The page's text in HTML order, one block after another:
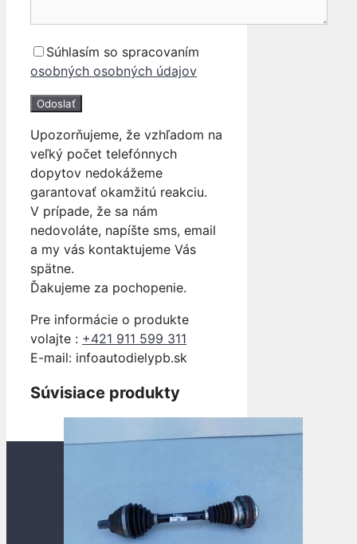
Súhlasím so spracovaním
osobných osobných údajov
Upozorňujeme, že vzhľadom na
veľký počet telefónnych
dopytov nedokážeme
garantovať okamžitú reakciu.
V prípade, že sa nám
nedovoláte, napíšte sms, email
a my vás kontaktujeme Vás
spätne.
Ďakujeme za pochopenie.
Pre informácie o produkte
volajte : +421 911 599 311
E-mail: infoautodielypb.sk
Súvisiace produkty